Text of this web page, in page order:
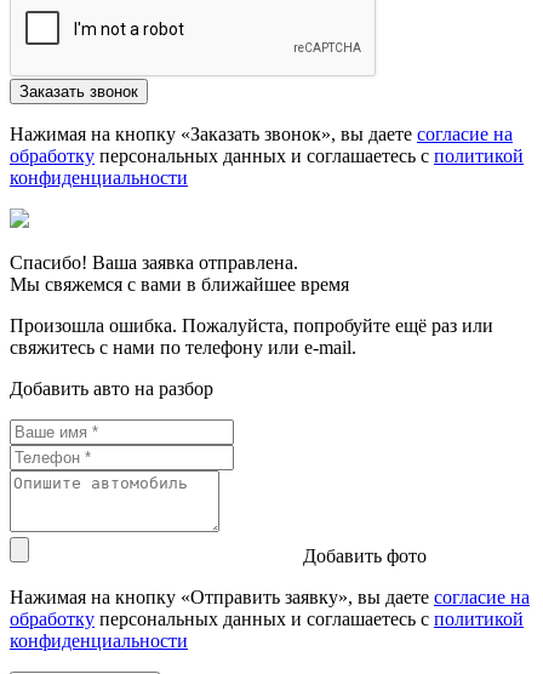
Нажимая на кнопку «Заказать звонок», вы даете согласие на
обработку персональных данных и соглашаетесь c политикой
конфиденциальности
Спасибо! Ваша заявка отправлена.
Мы свяжемся с вами в ближайшее время
Произошла ошибка. Пожалуйста, попробуйте ещё раз или
свяжитесь с нами по телефону или e-mail.
Добавить авто на разбор
Добавить фото
Нажимая на кнопку «Отправить заявку», вы даете согласие на
обработку персональных данных и соглашаетесь c политикой
конфиденциальности